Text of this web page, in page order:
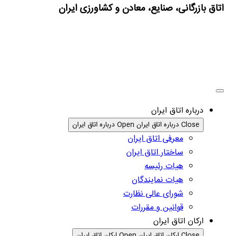
اتاق بازرگانی، صنایع، معادن و کشاورزی ایران
درباره اتاق ایران
Close درباره اتاق ایران Open درباره اتاق ایران
معرفی اتاق ایران
ساختار اتاق ایران
هیات رئیسه
هیات نمایندگان
شورای عالی نظارت
قوانین و مقررات
ارکان اتاق ایران